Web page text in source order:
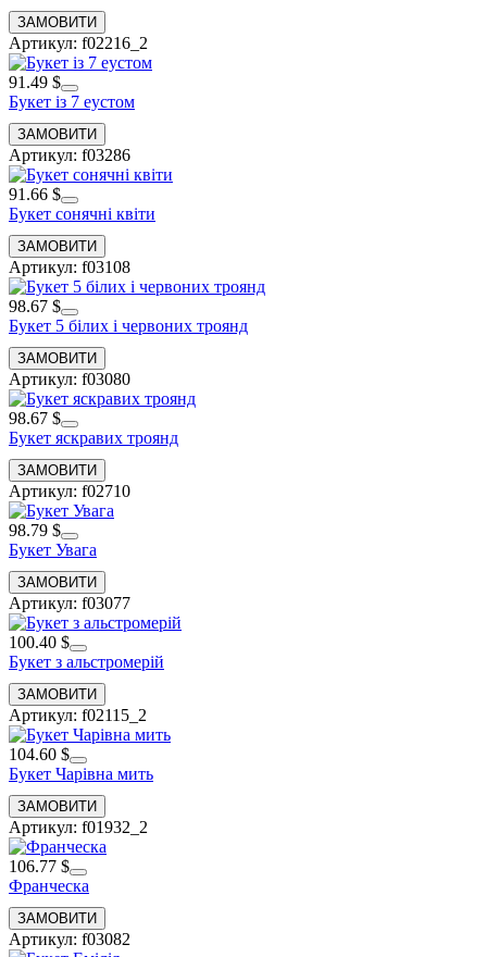
Артикул: f02216_2
91.49 $
Букет із 7 еустом
Артикул: f03286
91.66 $
Букет сонячні квіти
Артикул: f03108
98.67 $
Букет 5 білих і червоних троянд
Артикул: f03080
98.67 $
Букет яскравих троянд
Артикул: f02710
98.79 $
Букет Увага
Артикул: f03077
100.40 $
Букет з альстромерій
Артикул: f02115_2
104.60 $
Букет Чарівна мить
Артикул: f01932_2
106.77 $
Франческа
Артикул: f03082